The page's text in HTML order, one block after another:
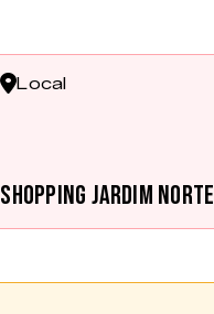
Local
Shopping Jardim Norte